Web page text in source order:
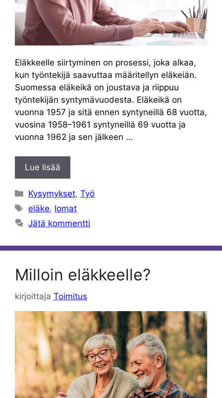
Eläkkeelle siirtyminen on prosessi, joka alkaa,
kun työntekijä saavuttaa määritellyn eläkeiän.
Suomessa eläkeikä on joustava ja riippuu
työntekijän syntymävuodesta. Eläkeikä on
vuonna 1957 ja sitä ennen syntyneillä 68 vuotta,
vuosina 1958–1961 syntyneillä 69 vuotta ja
vuonna 1962 ja sen jälkeen …
Lue lisää
Kategoriat
Kysymykset,Työ
Avainsanat
eläke, lomat
Jätä kommentti
Milloin eläkkeelle?
kirjoittaja Toimitus